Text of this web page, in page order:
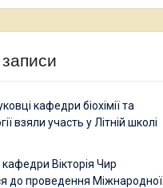
кафедри біохімії та
взяли участь у Літній школі
Вікторія Чир
до проведення Міжнародної